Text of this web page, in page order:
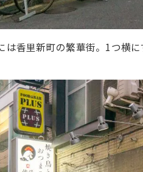
は香里新町の繁華街。1つ横